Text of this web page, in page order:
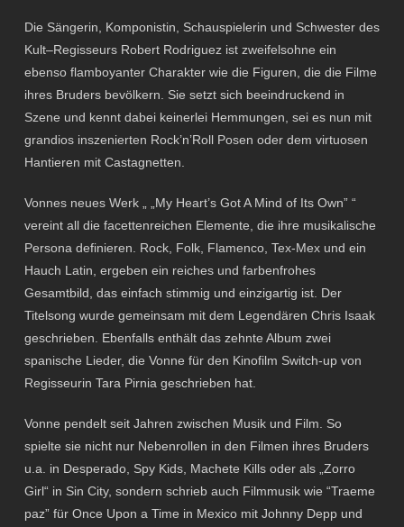
Die Sängerin, Komponistin, Schauspielerin und Schwester des
Kult–Regisseurs Robert Rodriguez ist zweifelsohne ein
ebenso flamboyanter Charakter wie die Figuren, die die Filme
ihres Bruders bevölkern. Sie setzt sich beeindruckend in
Szene und kennt dabei keinerlei Hemmungen, sei es nun mit
grandios inszenierten Rock’n’Roll Posen oder dem virtuosen
Hantieren mit Castagnetten.
Vonnes neues Werk „ „My Heart’s Got A Mind of Its Own” “
vereint all die facettenreichen Elemente, die ihre musikalische
Persona definieren. Rock, Folk, Flamenco, Tex-Mex und ein
Hauch Latin, ergeben ein reiches und farbenfrohes
Gesamtbild, das einfach stimmig und einzigartig ist. Der
Titelsong wurde gemeinsam mit dem Legendären Chris Isaak
geschrieben. Ebenfalls enthält das zehnte Album zwei
spanische Lieder, die Vonne für den Kinofilm Switch-up von
Regisseurin Tara Pirnia geschrieben hat.
Vonne pendelt seit Jahren zwischen Musik und Film. So
spielte sie nicht nur Nebenrollen in den Filmen ihres Bruders
u.a. in Desperado, Spy Kids, Machete Kills oder als „Zorro
Girl“ in Sin City, sondern schrieb auch Filmmusik wie “Traeme
paz” für Once Upon a Time in Mexico mit Johnny Depp und